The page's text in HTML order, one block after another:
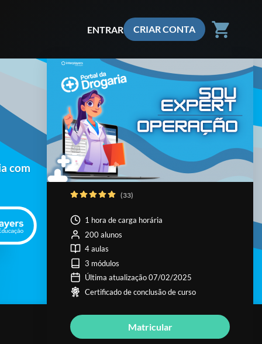
ENTRAR CRIAR CONTA shopping_cart
com
(33)
1 hora de carga horária
200 alunos
4 aulas
3 módulos
Última atualização 07/02/2025
Certificado de conclusão de curso
Matricular